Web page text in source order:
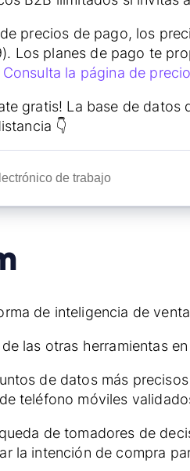
precios de pago, los
Los planes de pago te
Consulta la página de
gratis! La base de
👇
de inteligencia de
las otras herramientas
de datos más
teléfono móviles
de tomadores de
la intención de compra